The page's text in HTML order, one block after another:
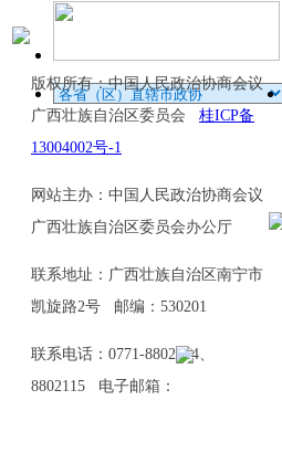
版权所有：中国人民政治协商会议
广西壮族自治区委员会 桂ICP备
13004002号-1
网站主办：中国人民政治协商会议
广西壮族自治区委员会办公厅
联系地址：广西壮族自治区南宁市
凯旋路2号 邮编：530201
联系电话：0771-8802114、
8802115 电子邮箱：